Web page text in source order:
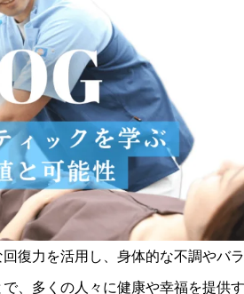
復力を活用し、身体的な不調やバ
、多くの人々に健康や幸福を提供